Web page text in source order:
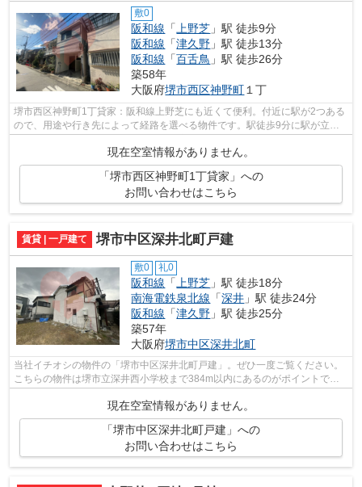
敷0
阪和線 「 上野芝 」駅 徒歩9分
阪和線 「津久野 」駅 徒歩13分
阪和線 「百舌鳥 」駅 徒歩26分
築58年
大阪府堺市西区神野町 １丁
堺市西区神野町1丁貸家：阪和線上野芝にも近くて便利。付近に駅が2つある
ので、用途や行き先によって経路を選べる物件です。駅徒歩9分に駅が立地
する物件なので、電車を多く利用する方...
現在空室情報がありません。
「堺市西区神野町1丁貸家」への
お問い合わせはこちら
賃貸 | 一戸建て 堺市中区深井北町戸建
敷0 礼0
阪和線 「 上野芝 」駅 徒歩18分
南海電鉄泉北線 「深井 」駅 徒歩24分
阪和線 「津久野 」駅 徒歩25分
築57年
大阪府堺市中区深井北町
当社イチオシの物件の「堺市中区深井北町戸建」。ぜひ一度ご覧ください。
こちらの物件は堺市立深井西小学校まで384m以内にあるのがポイントで
現在空室情報がありません。
「堺市中区深井北町戸建」への
お問い合わせはこちら